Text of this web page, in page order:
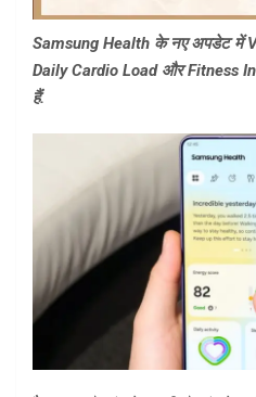
Samsung Health के नए अपडेट में
Daily Cardio Load और Fitness
हैं.